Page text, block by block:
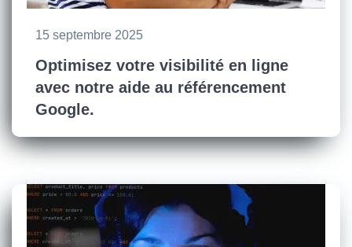
15 septembre 2025
Optimisez votre visibilité en ligne
avec notre aide au référencement
Google.